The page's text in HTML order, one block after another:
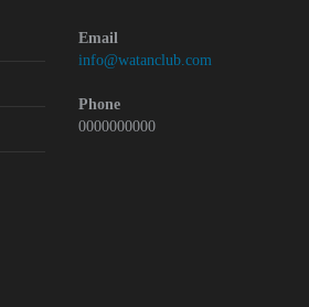
Email
info@watanclub.com
Phone
0000000000